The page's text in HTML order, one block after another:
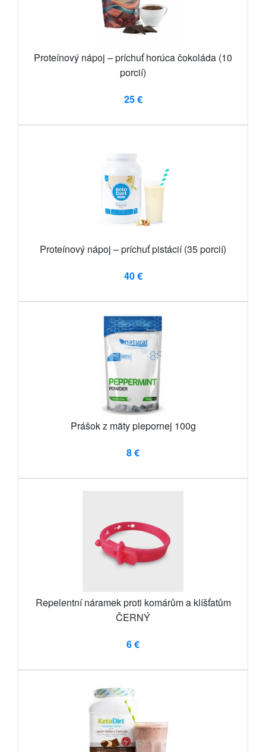
Proteínový nápoj – príchuť horúca čokoláda (10
porcií)
25 €
Proteínový nápoj – príchuť pistácií (35 porcií)
40 €
Prášok z mäty piepornej 100g
8 €
Repelentní náramek proti komárům a klíšťatům
ČERNÝ
6 €